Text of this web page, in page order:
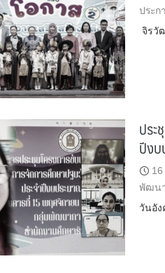
ประก
จิรวั
ปร
ปีง
พัฒน
วันอั